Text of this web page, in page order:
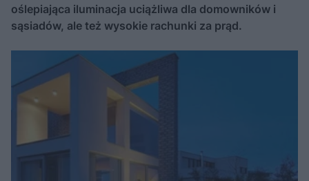
oślepiająca iluminacja uciążliwa dla domowników i
sąsiadów, ale też wysokie rachunki za prąd.